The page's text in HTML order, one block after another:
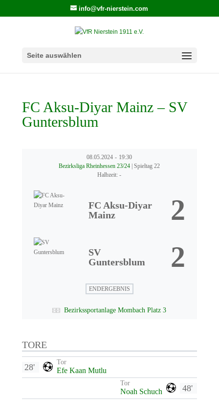
info@vfr-nierstein.com
Seite auswählen
FC Aksu-Diyar Mainz – SV
Guntersblum
08.05.2024 - 19:30
Bezirksliga Rheinhessen 23/24 | Spieltag 22
Halbzeit: -
FC Aksu-Diyar
Mainz
2
SV
Guntersblum
2
ENDERGEBNIS
Bezirkssportanlage Mombach Platz 3
TORE
Tor
Efe Kaan Mutlu
28'
48'
Tor
Noah Schuch